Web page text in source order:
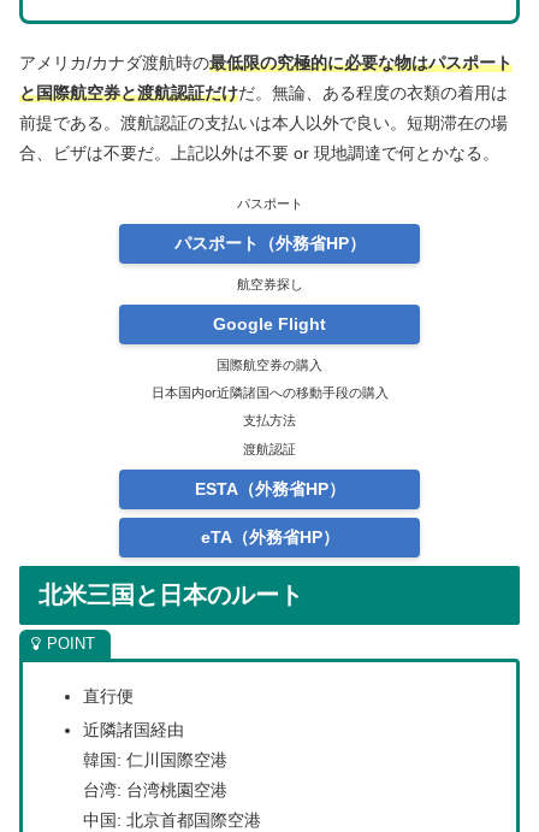
アメリカ/カナダ渡航時の最低限の究極的に必要な物はパスポート
と国際航空券と渡航認証だけだ。無論、ある程度の衣類の着用は
前提である。渡航認証の支払いは本人以外で良い。短期滞在の場
合、ビザは不要だ。上記以外は不要 or 現地調達で何とかなる。
パスポート
パスポート（外務省HP）
航空券探し
Google Flight
国際航空券の購入
日本国内or近隣諸国への移動手段の購入
支払方法
渡航認証
ESTA（外務省HP）
eTA（外務省HP）
北米三国と日本のルート
直行便
近隣諸国経由
韓国: 仁川国際空港
台湾: 台湾桃園空港
中国: 北京首都国際空港